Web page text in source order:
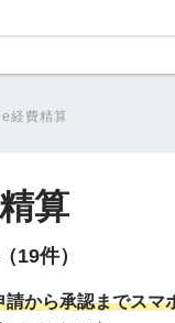
経費精算
算
19件）
請から承認までスマ